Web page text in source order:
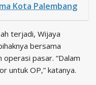
Kota Palembang
terjadi, Wijaya
bersama
pasar. “Dalam
untuk OP,” katanya.